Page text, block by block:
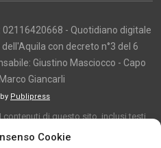
Cookie
02116420668 - Quotidiano digitale
con decreto n°3 del 6
Giustino Masciocco - Capo
Giancarli
Publipress
di questo sito, inclusi testi,
grafica, sono protetti da copyright e